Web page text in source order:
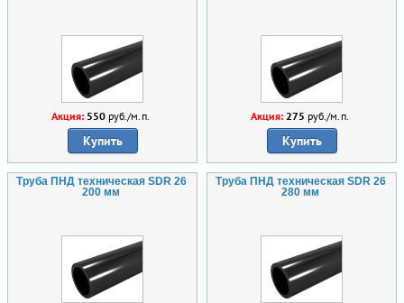
Акция: 550руб./м.п.
Купить
Акция: 275 руб./м.п.
Купить
Труба ПНД техническая SDR 26
200 мм
Труба ПНД техническая SDR 26
280 мм